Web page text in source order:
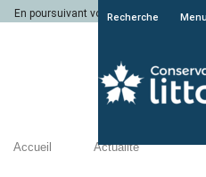
En poursuivant votre navigation sur
Recherche Menu
Accueil Actualité